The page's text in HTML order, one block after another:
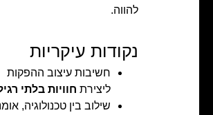
להווה.
נקודות עיקריות
חשיבות עיצוב ההפקות
ליצירת חוויות בלתי
שילוב בין טכנולוגיה,